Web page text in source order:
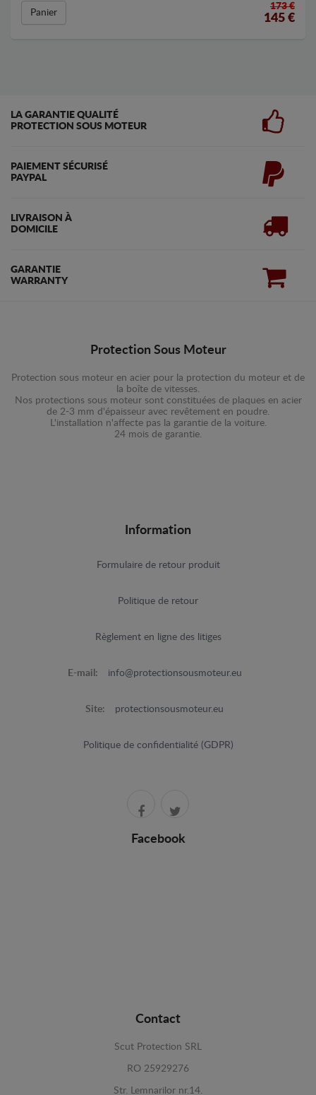
Panier
173 €
145 €
LA GARANTIE QUALITÉ
PROTECTION SOUS MOTEUR
PAIEMENT SÉCURISÉ
PAYPAL
LIVRAISON À
DOMICILE
GARANTIE
WARRANTY
Protection Sous Moteur
Protection sous moteur en acier pour la protection du moteur et de
la boîte de vitesses.
Nos protections sous moteur sont constituées de plaques en acier
de 2-3 mm d'épaisseur avec revêtement en poudre.
L'installation n'affecte pas la garantie de la voiture.
24 mois de garantie.
Information
Formulaire de retour produit
Politique de retour
Règlement en ligne des litiges
E-mail: info@protectionsousmoteur.eu
Site: protectionsousmoteur.eu
Politique de confidentialité (GDPR)
Facebook
Contact
Scut Protection SRL
RO 25929276
Str. Lemnarilor nr.14.